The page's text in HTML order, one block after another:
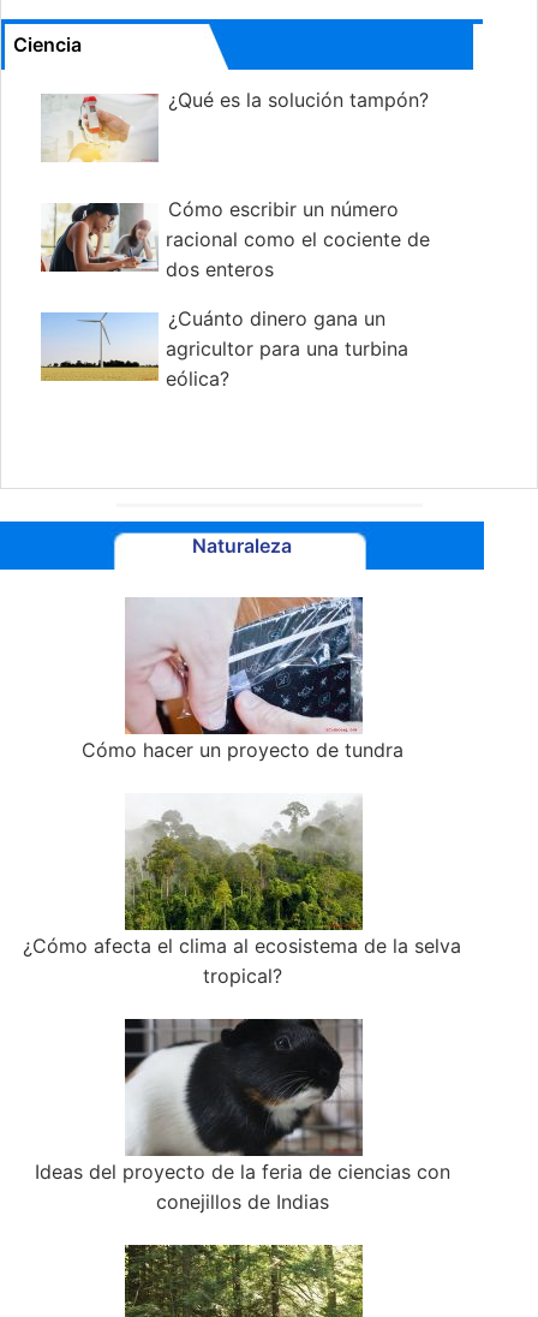
Ciencia
¿Qué es la solución tampón?
Cómo escribir un número
racional como el cociente de
dos enteros
¿Cuánto dinero gana un
agricultor para una turbina
eólica?
Naturaleza
Cómo hacer un proyecto de tundra
¿Cómo afecta el clima al ecosistema de la selva
tropical?
Ideas del proyecto de la feria de ciencias con
conejillos de Indias